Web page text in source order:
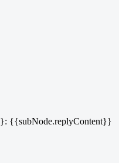
: {{subNode.replyContent}}